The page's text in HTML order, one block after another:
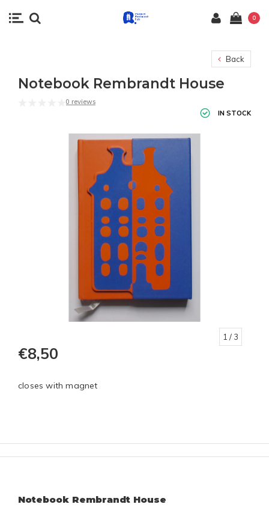
0
Back
Notebook Rembrandt House
0 reviews
IN STOCK
1 / 3
€8,50
closes with magnet
Notebook Rembrandt House